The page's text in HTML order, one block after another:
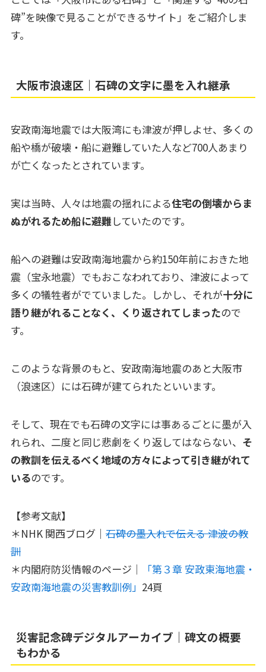
碑”を映像で見ることができるサイト」をご紹介しま
す。
大阪市浪速区｜石碑の文字に墨を入れ継承
安政南海地震では大阪湾にも津波が押しよせ、多くの
船や橋が破壊・船に避難していた人など700人あまり
が亡くなったとされています。
実は当時、人々は地震の揺れによる住宅の倒壊からま
ぬがれるため船に避難 していたのです。
船への避難は安政南海地震から約150年前におきた地
震（宝永地震）でもおこなわれており、津波によって
多くの犠牲者がでていました。しかし、それが十分に
語り継がれることなく、くり返されてしまったので
す。
このような背景のもと、安政南海地震のあと大阪市
（浪速区）には石碑が建てられたといいます。
そして、現在でも石碑の文字には事あるごとに墨が入
れられ、二度と同じ悲劇をくり返してはならない、 そ
の教訓を伝えるべく地域の方々によって引き継がれて
いるのです。
【参考文献】
＊NHK 関西ブログ｜ 石碑の墨入れで伝える 津波の教
訓
＊内閣府防災情報のページ｜
「第３章 安政東海地震・
安政南海地震の災害教訓例」 24頁
災害記念碑デジタルアーカイブ｜碑文の概要
もわかる